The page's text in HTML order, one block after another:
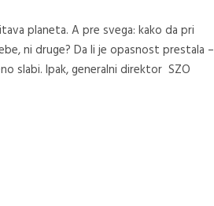
planeta. A pre svega: kako da pri
ni druge? Da li je opasnost prestala –
slabi. Ipak, generalni direktor SZO